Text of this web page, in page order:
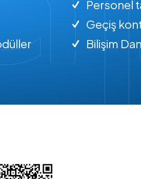
Personel
Geçiş
Bilişim